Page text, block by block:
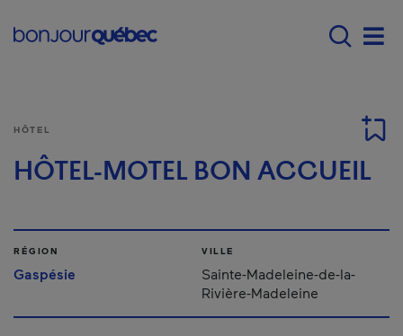
Main navigation -
HÔTEL
HÔTEL-MOTEL BON ACCUEIL
RÉGION
Gaspésie
VILLE
Sainte-Madeleine-de-la-
Rivière-Madeleine